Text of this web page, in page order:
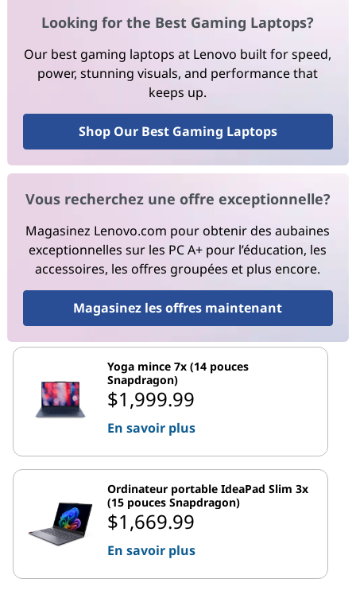
Looking for the Best Gaming Laptops?
Our best gaming laptops at Lenovo built for speed,
power, stunning visuals, and performance that
keeps up.
Shop Our Best Gaming Laptops
Vous recherchez une offre exceptionnelle?
Magasinez Lenovo.com pour obtenir des aubaines
exceptionnelles sur les PC A+ pour l’éducation, les
accessoires, les offres groupées et plus encore.
Magasinez les offres maintenant
Yoga mince 7x (14 pouces
Snapdragon)
$1,999.99
En savoir plus
Ordinateur portable IdeaPad Slim 3x
(15 pouces Snapdragon)
$1,669.99
En savoir plus